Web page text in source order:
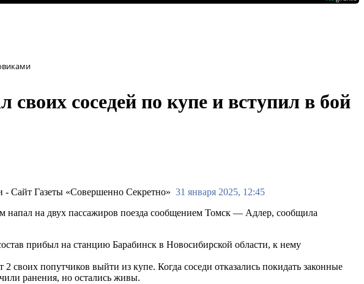
своих соседей по купе и вступил в бой
31 января 2025, 12:45
напал на двух пассажиров поезда сообщением Томск — Адлер, сообщила
прибыл на станцию Барабинск в Новосибирской области, к нему
своих попутчиков выйти из купе. Когда соседи отказались покидать законные
ранения, но остались живы.